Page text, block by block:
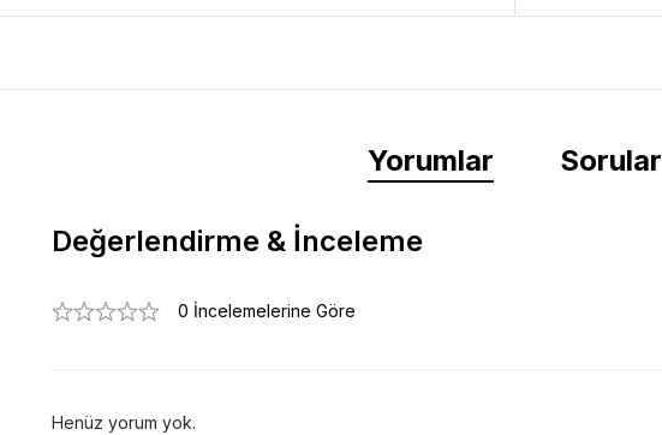
Yorumlar Sorular
Değerlendirme & İnceleme
0 İncelemelerine Göre
Henüz yorum yok.